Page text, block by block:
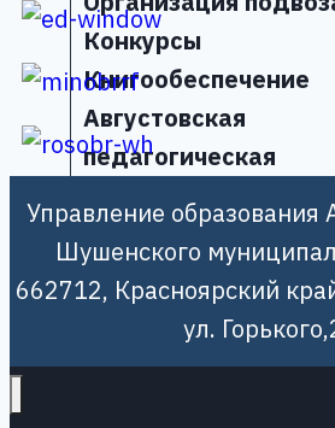
Конкурсы
Книгообеспечение
Августовская
педагогическая
конференция
Независимая оценка
качества
Образ. учреждения
Управление
Шушенского
662712, Красноярский
ул.